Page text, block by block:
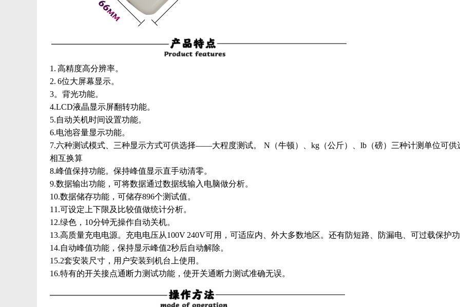
1. 高精度高分辨率。
2. 6位大屏幕显示。
3。背光功能。
4.LCD液晶显示屏翻转功能。
5.自动关机时间设置功能。
6.电池容量显示功能。
7.六种测试模式、三种显示方式可供选择——大程度测试。 N（牛顿）、kg（公斤）、lb（磅）三种计测单位可供
相互换算
8.峰值保持功能。保持峰值显示直手动清零。
9.数据输出功能，可将数据通过数据线输入电脑做分析。
10.数据储存功能，可储存896个测试值。
11.可设定上下限及比较值做统计分析。
12.绿色，10分钟无操作自动关机。
13.高质量充电电源。充电电压从100V 240V可用，可适应内、外大多数地区。还有防短路、防漏电、可过载保护
14.自动峰值功能，保持显示峰值2秒后自动解除。
15.2套安装尺寸，用户安装到机台上使用。
16.特有的开关接点通断力测试功能，使开关通断力测试准确无误。